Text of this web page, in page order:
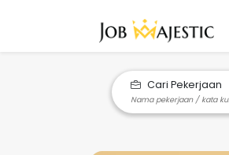
Cari Pekerjaan